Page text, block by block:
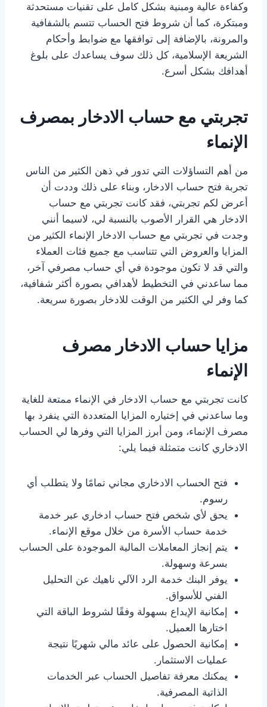
وكفاءة عالية ومبنية بشكل كامل على تقنيات مستحدثة
ومبتكرة، كما أن شروط فتح الحساب تتسم بالشفافية
والمرونة، بالإضافة إلى توافقها مع ضوابط وأحكام
الشريعة الإسلامية، كل ذلك سوف يساعدك على بلوغ
أهدافك بشكل أسرع.
تجربتي مع حساب الادخار بمصرف
الإنماء
من أهم التساؤلات التي تدور في ذهن الكثير من الناس
تجربة فتح حساب الادخار، وبناء على ذلك وددت أن
أعرض لكم تجربتي، فقد كانت تجربتي مع حساب
الادخار هي القرار الأصوب بالنسبة لي، لاسيما أنني
وجدت في تجربتي مع حساب الادخار الإنماء الكثير من
المزايا والعروض التي تتناسب مع جميع فئات العملاء
والتي قد لا تكون موجودة في أي حساب مصرفي آخر،
مما ساعدني في التخطيط لأهدافي بصورة أكثر شفافية،
كما وفر لي الكثير من الوقت للادخار بصورة سريعة.
مزايا حساب الادخار مصرف
الإنماء
كانت تجربتي مع حساب الادخار في الإنماء ممتعة للغاية
وما ساعدني في إختياره المزايا المتعددة التي ينفرد بها
مصرف الإنماء، ومن أبرز المزايا التي وفرها لي الحساب
الادخاري كانت متمثلة فيما يلي:
فتح الحساب الادخاري مجاني تمامًا ولا يتطلب أي
رسوم.
يحق لأي شخص فتح حساب ادخاري عبر خدمة
خدمة حساب الأسرة من خلال موقع الإنماء.
يتم إنجاز المعاملات المالية الموجودة على الحساب
بسرعة وسهولة.
يوفر البنك خدمة الرد الآلي ناهيك عن التحليل
الفني للأسواق.
إمكانية الإيداع بسهولة وفقًا لشروط الباقة التي
اختارها العميل.
إمكانية الحصول على عائد مالي شهريًا نتيجة
عمليات الاستثمار.
يمكنك معرفة تفاصيل الحساب عبر الخدمات
الذاتية المصرفية.